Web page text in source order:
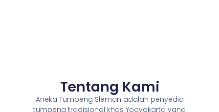
Tentang Kami
Aneka Tumpeng Sleman adalah penyedia
tumpeng tradisional khas Yogyakarta yang